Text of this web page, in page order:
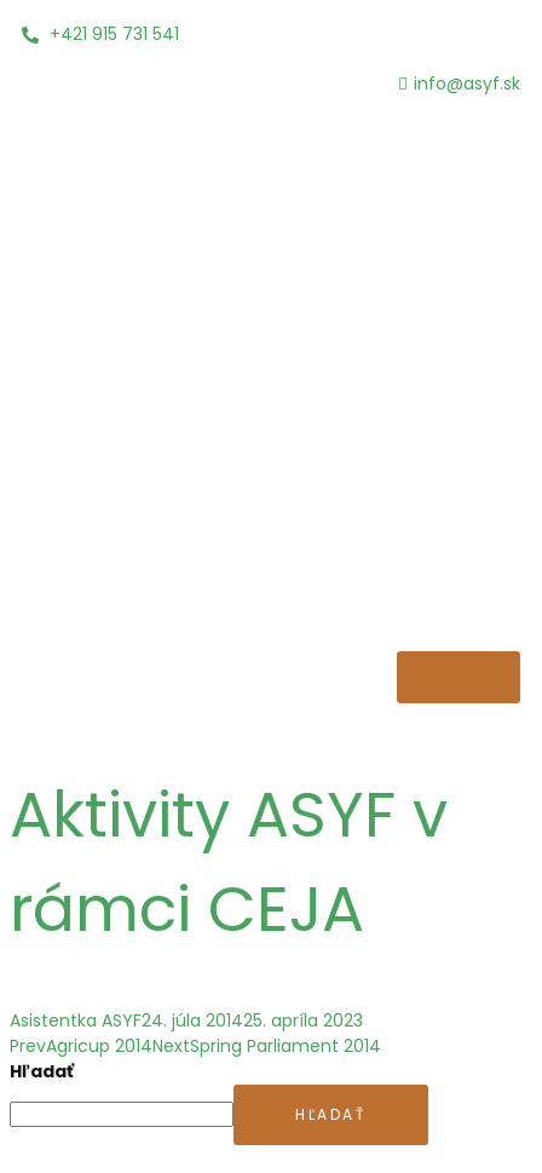
+421 915 731 541
info@asyf.sk
Aktivity ASYF v
rámci CEJA
Asistentka ASYF24. júla 201425. apríla 2023
PrevAgricup 2014NextSpring Parliament 2014
Hľadať
HĽADAŤ